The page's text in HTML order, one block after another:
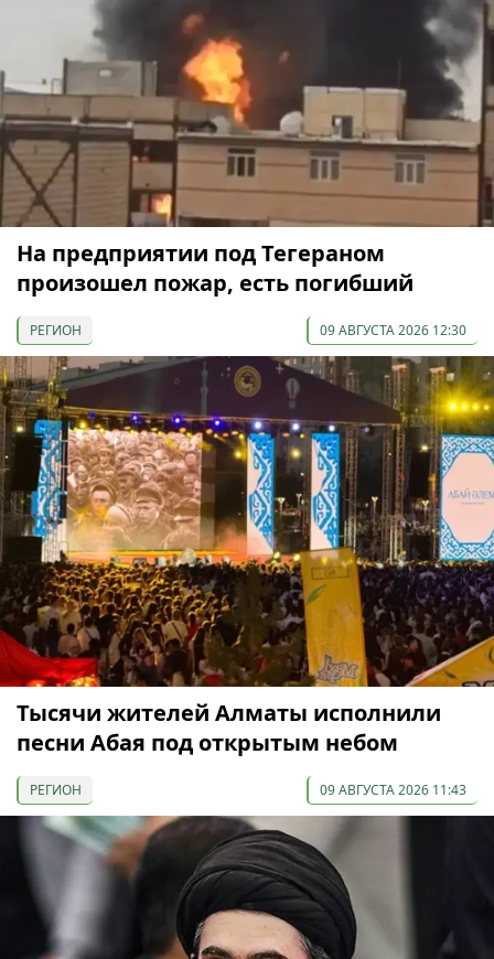
На предприятии под Тегераном
произошел пожар, есть погибший
РЕГИОН 09 АВГУСТА 2026 12:30
Тысячи жителей Алматы исполнили
песни Абая под открытым небом
РЕГИОН 09 АВГУСТА 2026 11:43